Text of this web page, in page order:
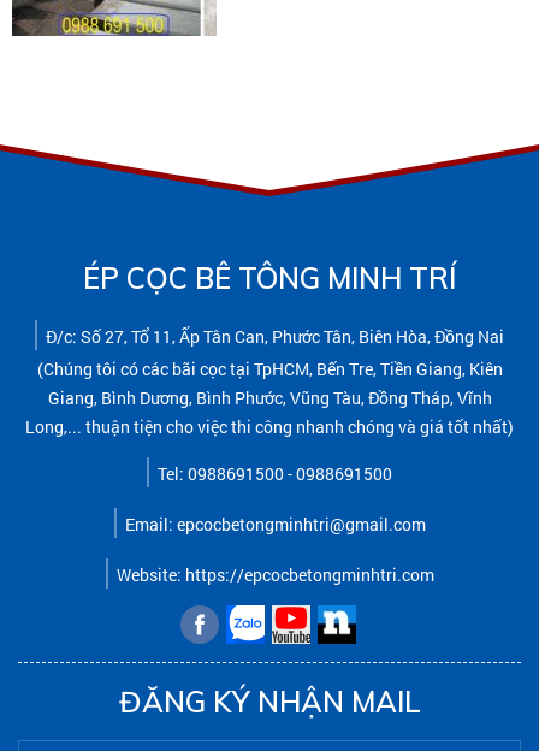
ÉP CỌC BÊ TÔNG MINH TRÍ
Đ/c: Số 27, Tổ 11, Ấp Tân Can, Phước Tân, Biên Hòa, Đồng Nai
(Chúng tôi có các bãi cọc tại TpHCM, Bến Tre, Tiền Giang, Kiên
Giang, Bình Dương, Bình Phước, Vũng Tàu, Đồng Tháp, Vĩnh
Long,... thuận tiện cho việc thi công nhanh chóng và giá tốt nhất)
Tel: 0988691500 - 0988691500
Email: epcocbetongminhtri@gmail.com
Website: https://epcocbetongminhtri.com
ĐĂNG KÝ NHẬN MAIL